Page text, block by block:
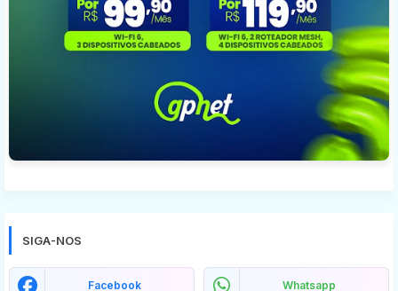
SIGA-NOS
Facebook Whatsapp